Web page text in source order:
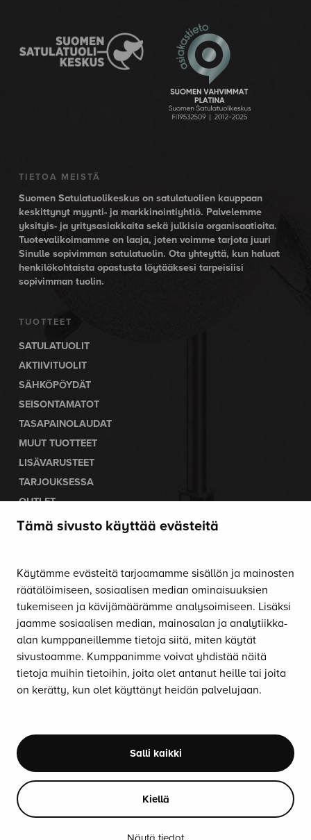
Tämä sivusto käyttää evästeitä
Käytämme evästeitä tarjoamamme sisällön ja mainosten
räätälöimiseen, sosiaalisen median ominaisuuksien
tukemiseen ja kävijämäärämme analysoimiseen. Lisäksi
jaamme sosiaalisen median, mainosalan ja analytiikka-
alan kumppaneillemme tietoja siitä, miten käytät
sivustoamme. Kumppanimme voivat yhdistää näitä
tietoja muihin tietoihin, joita olet antanut heille tai joita
on kerätty, kun olet käyttänyt heidän palvelujaan.
Salli kaikki
Kiellä
TIETOA MEISTÄ
Suomen Satulatuolikeskus on satulatuolien kauppaan
keskittynyt myynti- ja markkinointiyhtiö. Palvelemme
yksityis- ja yritysasiakkaita sekä julkisia organisaatioita.
Tuotevalikoimamme on laaja, joten voimme tarjota juuri
Sinulle sopivimman satulatuolin. Ota yhteyttä, kun haluat
henkilökohtaista opastusta löytääksesi tarpeisiisi
sopivimman tuolin.
TUOTTEET
SATULATUOLIT
AKTIIVITUOLIT
SÄHKÖPÖYDÄT
SEISONTAMATOT
TASAPAINOLAUDAT
MUUT TUOTTEET
LISÄVARUSTEET
TARJOUKSESSA
OUTLET
LUE ERGONOMIASTA
OTA YHTEYTTÄ
Soita:
010 470 9610
Lähetä sähköpostia:
asiakaspalvelu@satulatuolikeskus.fi
SEURAA SOMESSA